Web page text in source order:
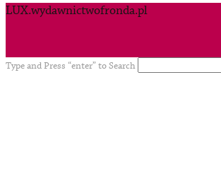
LUX.wydawnictwofronda.pl
Type and Press “enter” to Search